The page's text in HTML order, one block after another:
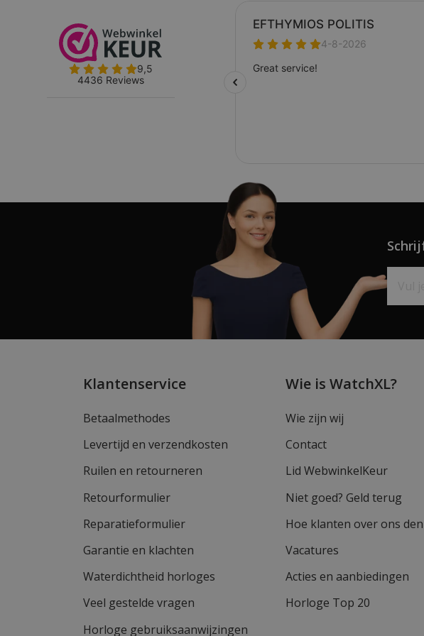
Klantenservice
Betaalmethodes
Levertijd en verzendkosten
Ruilen en retourneren
Retourformulier
Reparatieformulier
Garantie en klachten
Waterdichtheid horloges
Veel gestelde vragen
Horloge gebruiksaanwijzingen
Wie is WatchXL?
Wie zijn wij
Contact
Lid WebwinkelKeur
Niet goed? Geld terug
Hoe klanten over ons
Vacatures
Acties en aanbiedingen
Horloge Top 20